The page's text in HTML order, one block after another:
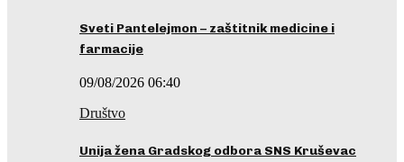
Sveti Pantelejmon – zaštitnik medicine i
farmacije
09/08/2026 06:40
Društvo
Unija žena Gradskog odbora SNS Kruševac